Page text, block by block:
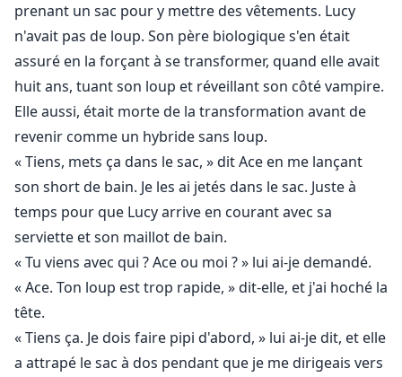
prenant un sac pour y mettre des vêtements. Lucy
n'avait pas de loup. Son père biologique s'en était
assuré en la forçant à se transformer, quand elle avait
huit ans, tuant son loup et réveillant son côté vampire.
Elle aussi, était morte de la transformation avant de
revenir comme un hybride sans loup.
« Tiens, mets ça dans le sac, » dit Ace en me lançant
son short de bain. Je les ai jetés dans le sac. Juste à
temps pour que Lucy arrive en courant avec sa
serviette et son maillot de bain.
« Tu viens avec qui ? Ace ou moi ? » lui ai-je demandé.
« Ace. Ton loup est trop rapide, » dit-elle, et j'ai hoché la
tête.
« Tiens ça. Je dois faire pipi d'abord, » lui ai-je dit, et elle
a attrapé le sac à dos pendant que je me dirigeais vers